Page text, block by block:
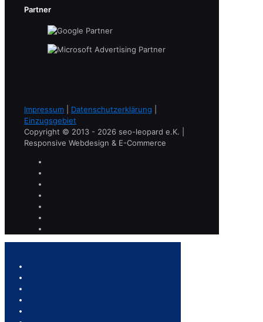
Partner
Impressum Datenschutzerklärung
Einzugsgebiet
Copyright © 2013 - 2026 seo-leopard e.K. |
Responsive Webdesign & E-Commerce